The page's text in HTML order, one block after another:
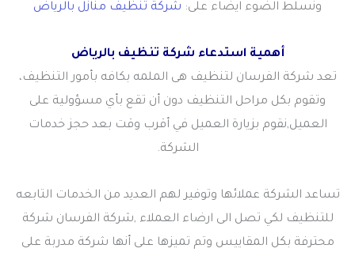
ونسلط الضوء ايضاء على: شركة تنظيف منازل بالرياض
أهمية استدعاء شركة تنظيف بالرياض
تعد شركة الفرسان لتنظيف هى الملمه بكافه بأمور التنظيف،
وتقوم بكل مراحل التنظيف دون أن تقع بأي مسؤولية على
العميل,نقوم بزيارة العميل في أقرب وقت بعد حجز خدمات
الشركة.
تساعد الشركة عملائها وتوفير لهم العديد من الخدمات التابعه
للتنظيف لكي تصل الى ارضاء العملاء ,شركة الفرسان شركة
محترفة بكل المقاييس وتم تميزها على أنها شركة مدربة على